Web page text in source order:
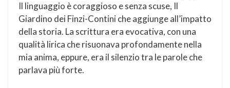
Il linguaggio è coraggioso e senza scuse, Il
Giardino dei Finzi-Contini che aggiunge all’impatto
della storia. La scrittura era evocativa, con una
qualità lirica che risuonava profondamente nella
mia anima, eppure, era il silenzio tra le parole che
parlava più forte.